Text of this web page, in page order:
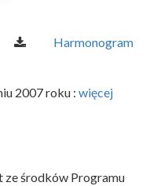
Harmonogram
2007 roku : więcej
ze środków Programu